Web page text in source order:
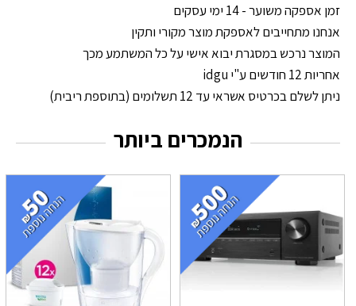
זמן אספקה משוער - 14 ימי עסקים
אנחנו מתחייבים לאספקת מוצר מקורי ותקין
המוצר נרכש במסגרת יבוא אישי על כל המשתמע מכך
אחריות 12 חודשים ע"י idgu
ניתן לשלם בכרטיס אשראי עד 12 תשלומים (בתוספת ריבית)
הנמכרים ביותר